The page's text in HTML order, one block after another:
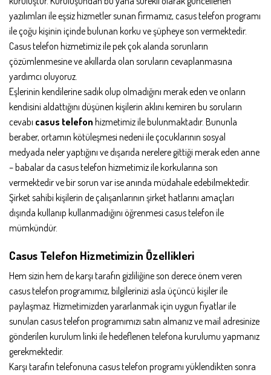
yazılımları ile eşsiz hizmetler sunan firmamız, casus telefon programı
ile çoğu kişinin içinde bulunan korku ve şüpheye son vermektedir.
Casus telefon hizmetimiz ile pek çok alanda sorunların
çözümlenmesine ve akıllarda olan soruların cevaplanmasına
yardımcı oluyoruz.
Eşlerinin kendilerine sadık olup olmadığını merak eden ve onların
kendisini aldattığını düşünen kişilerin aklını kemiren bu soruların
cevabı casus telefon hizmetimiz ile bulunmaktadır. Bununla
beraber, ortamın kötüleşmesi nedeni ile çocuklarının sosyal
medyada neler yaptığını ve dışarıda nerelere gittiği merak eden anne
– babalar da casus telefon hizmetimiz ile korkularına son
vermektedir ve bir sorun var ise anında müdahale edebilmektedir.
Şirket sahibi kişilerin de çalışanlarının şirket hatlarını amaçları
dışında kullanıp kullanmadığını öğrenmesi casus telefon ile
mümkündür.
Casus Telefon Hizmetimizin Özellikleri
Hem sizin hem de karşı tarafın gizliliğine son derece önem veren
casus telefon programımız, bilgilerinizi asla üçüncü kişiler ile
paylaşmaz. Hizmetimizden yararlanmak için uygun fiyatlar ile
sunulan casus telefon programımızı satın almanız ve mail adresinize
gönderilen kurulum linki ile hedeflenen telefona kurulumu yapmanız
gerekmektedir.
Karşı tarafın telefonuna casus telefon programı yüklendikten sonra